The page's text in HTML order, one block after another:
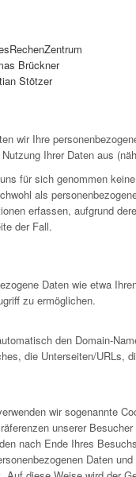
Brückner
Stötzer
wir Ihre
Ihrer Daten aus
für sich genommen
als
erfassen, aufgrund
der Fall.
Daten wie etwa
zu ermöglichen.
den Domain-
die Unterseiten/
wir sogenannte
unserer
nach Ende Ihres
Daten